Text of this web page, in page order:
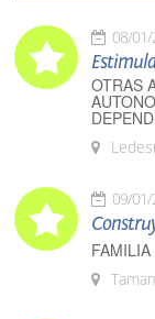
08/
OTRAS
09/
FAMILIA